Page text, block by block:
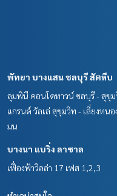
พัทยา บางแสน ชลบุรี สัตหีบ
ลุมพินี คอนโดทาวน์ ชลบุรี - สุขุ
แกรนด์ วัลเล่ สุขุมวิท - เลี่ยงหนอ
มน
บางนา แบริ่ง ลาซาล
เฟื่องฟ้าวิลล่า 17 เฟส 1,2,3